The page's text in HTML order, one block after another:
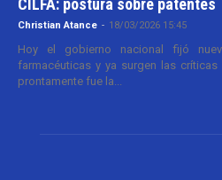
CILFA: postura sobre patentes
Christian Atance - 18/03/2026 15:45
Hoy el gobierno nacional fijó
farmacéuticas y ya surgen las
prontamente fue la...